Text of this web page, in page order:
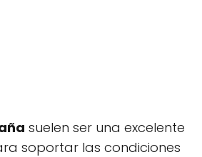
suelen ser una excelente
soportar las condiciones